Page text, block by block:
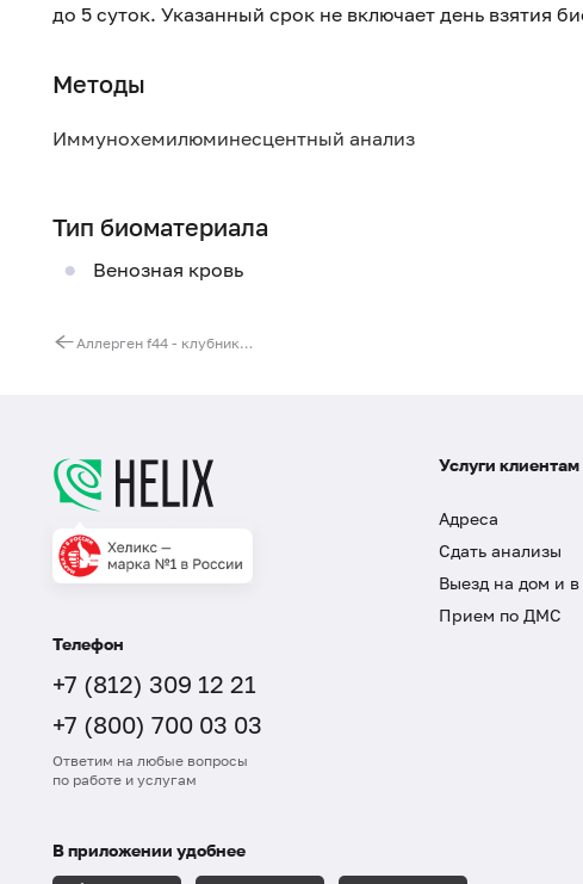
до 5 суток. Указанный срок не включает день взятия
Методы
Иммунохемилюминесцентный анализ
Тип биоматериала
Венозная кровь
Аллерген f44 - клубника, IgG
Телефон
+7 (812) 309 12 21
+7 (800) 700 03 03
Ответим на любые вопросы
по работе и услугам
Услуги клиентам
Адреса
Сдать анализы
Выезд на дом и
Прием по ДМС
В приложении удобнее